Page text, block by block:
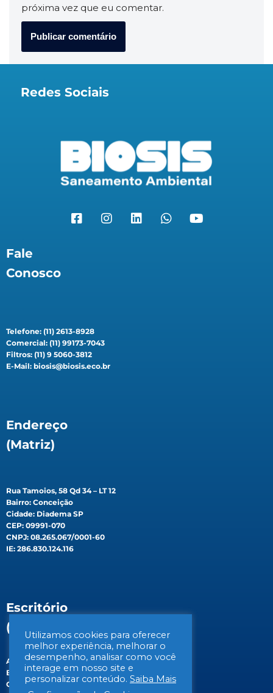
próxima vez que eu comentar.
Redes Sociais
Fale
Conosco
Telefone: (11) 2613-8928
Comercial: (11) 99173-7043
Filtros: (11) 9 5060-3812
E-Mail: biosis@biosis.eco.br
Endereço
(Matriz)
Rua Tamoios, 58 Qd 34 – LT 12
Bairro: Conceição
Cidade: Diadema SP
CEP: 09991-070
CNPJ: 08.265.067/0001-60
IE: 286.830.124.116
Escritório
(Filial)
Av. Gen. Valdomiro de Lima, 647B
Bairro: Jabaquara
Cidade: São Paulo/SP
Utilizamos cookies para oferecer
melhor experiência, melhorar o
desempenho, analisar como você
interage em nosso site e
personalizar conteúdo. Saiba Mais